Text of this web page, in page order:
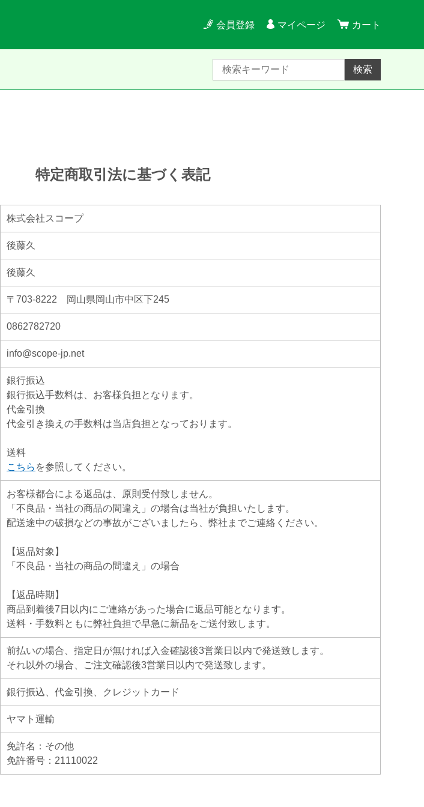
会員登録 マイページ カート
検索
特定商取引法に基づく表記
株式会社スコープ
後藤久
後藤久
〒703-8222 岡山県岡山市中区下245
0862782720
info@scope-jp.net
銀行振込
銀行振込手数料は、お客様負担となります。
代金引換
代金引き換えの手数料は当店負担となっております。
送料
こちら を参照してください。
お客様都合による返品は、原則受付致しません。
「不良品・当社の商品の間違え」の場合は当社が負担いたします。
配送途中の破損などの事故がございましたら、弊社までご連絡ください。
【返品対象】
「不良品・当社の商品の間違え」の場合
【返品時期】
商品到着後7日以内にご連絡があった場合に返品可能となります。
送料・手数料ともに弊社負担で早急に新品をご送付致します。
前払いの場合、指定日が無ければ入金確認後3営業日以内で発送致します。
それ以外の場合、ご注文確認後3営業日以内で発送致します。
銀行振込、代金引換、クレジットカード
ヤマト運輸
免許名：その他
免許番号：21110022